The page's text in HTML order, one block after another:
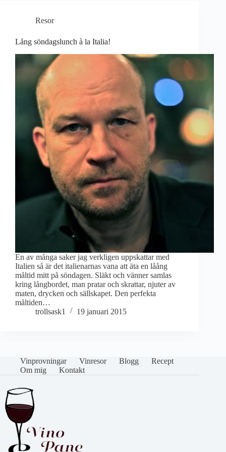
Resor
Lång söndagslunch à la Italia!
En av många saker jag verkligen uppskattar med
Italien så är det italienarnas vana att äta en låång
måltid mitt på söndagen. Släkt och vänner samlas
kring långbordet, man pratar och skrattar, njuter av
maten, drycken och sällskapet. Den perfekta
måltiden…
trollsask1
19 januari 2015
Vinprovningar Vinresor Blogg
Recept
Om mig
Kontakt